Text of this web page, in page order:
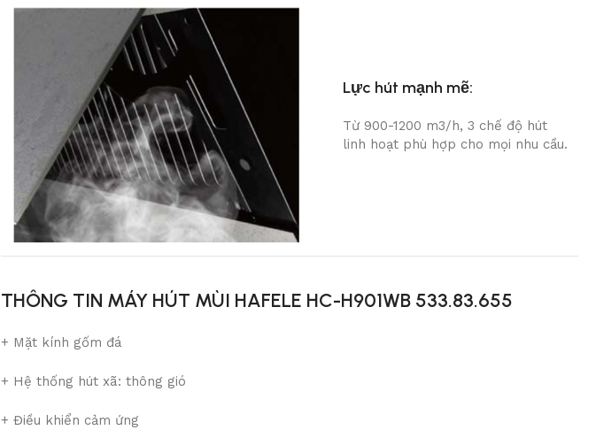
Lực hút mạnh mẽ:
Từ 900-1200 m3/h, 3 chế độ hút
linh hoạt phù hợp cho mọi nhu cầu.
THÔNG TIN MÁY HÚT MÙI HAFELE HC-H901WB 533.83.655
+ Mặt kính gốm đá
+ Hệ thống hút xã: thông gió
+ Điều khiển cảm ứng